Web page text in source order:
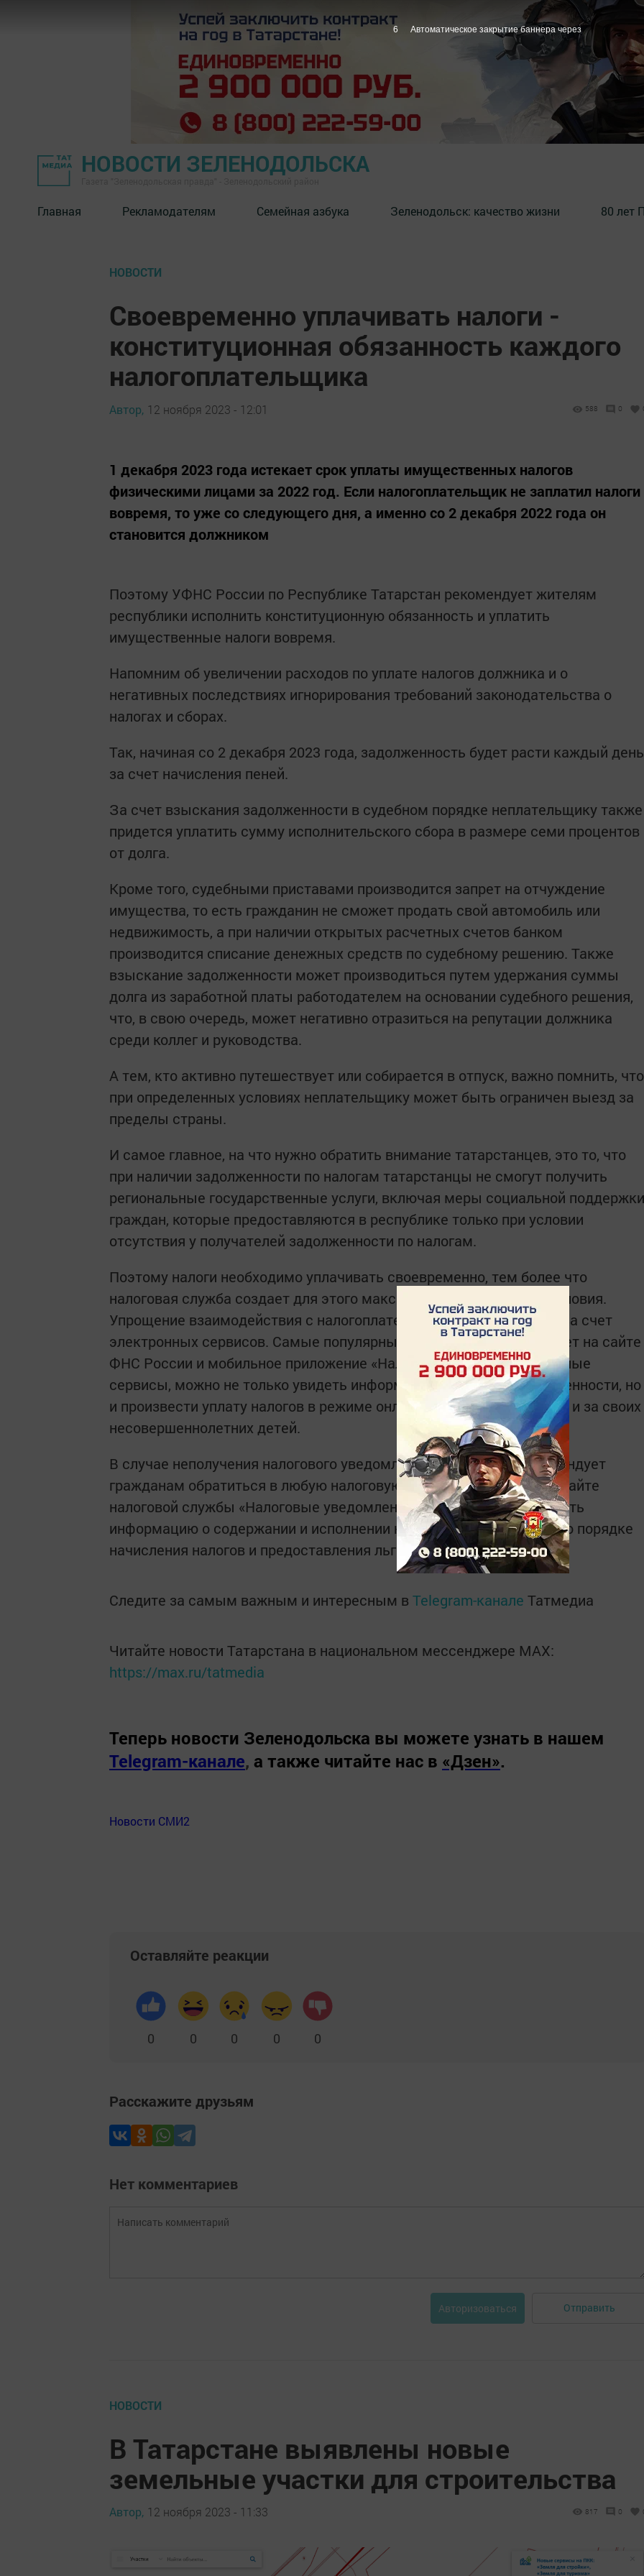
НОВОСТИ ЗЕЛЕНОДОЛЬСКА
Главная Рекламодателям Семейная азбука ⁠Зеленодольск: качество жизни 80 лет
НОВОСТИ
Своевременно уплачивать налоги -
конституционная обязанность каждого
налогоплательщика
Автор, 12 ноября 2023 - 12:01 588 0
1 декабря 2023 года истекает срок уплаты имущественных налогов
физическими лицами за 2022 год. Если налогоплательщик не заплатил налоги
вовремя, то уже со следующего дня, а именно со 2 декабря 2022 года он
становится должником
Поэтому УФНС России по Республике Татарстан рекомендует жителям
республики исполнить конституционную обязанность и уплатить
имущественные налоги вовремя.
Напомним об увеличении расходов по уплате налогов должника и о
негативных последствиях игнорирования требований законодательства о
налогах и сборах.
Так, начиная со 2 декабря 2023 года, задолженность будет расти каждый день
за счет начисления пеней.
За счет взыскания задолженности в судебном порядке неплательщику также
придется уплатить сумму исполнительского сбора в размере семи процентов
от долга.
Кроме того, судебными приставами производится запрет на отчуждение
имущества, то есть гражданин не сможет продать свой автомобиль или
недвижимость, а при наличии открытых расчетных счетов банком
производится списание денежных средств по судебному решению. Также
взыскание задолженности может производиться путем удержания суммы
долга из заработной платы работодателем на основании судебного решения,
что, в свою очередь, может негативно отразиться на репутации должника
среди коллег и руководства.
А тем, кто активно путешествует или собирается в отпуск, важно помнить, что
при определенных условиях неплательщику может быть ограничен выезд за
пределы страны.
И самое главное, на что нужно обратить внимание татарстанцев, это то, что
при наличии задолженности по налогам татарстанцы не смогут получить
региональные государственные услуги, включая меры социальной поддержки
граждан, которые предоставляются в республике только при условии
отсутствия у получателей задолженности по налогам.
Поэтому налоги необходимо уплачивать своевременно, тем более что
налоговая служба создает для этого максимально комфортные условия.
Упрощение взаимодействия с налогоплательщиками достигается за счет
электронных сервисов. Самые популярные из них – Личный кабинет на сайте
ФНС России и мобильное приложение «Налоги ФЛ». Используя данные
сервисы, можно не только увидеть информацию о наличии задолженности, но
и произвести уплату налогов в режиме онлайн не только за себя, но и за своих
несовершеннолетних детей.
В случае неполучения налогового уведомления Управление рекомендует
гражданам обратиться в любую налоговую инспекцию. Сервис на сайте
налоговой службы «Налоговые уведомления 2023» поможет получить
информацию о содержании и исполнении налоговых уведомлений, о порядке
начисления налогов и предоставления льгот.
Следите за самым важным и интересным в Telegram-канале Татмедиа
Читайте новости Татарстана в национальном мессенджере MАХ:
https://max.ru/tatmedia
Теперь новости Зеленодольска вы можете узнать в нашем
Telegram-канале, а также читайте нас в «Дзен».
Новости СМИ2
Оставляйте реакции
0 0 0 0 0
Расскажите друзьям
Нет комментариев
Авторизоваться Отправить
НОВОСТИ
В Татарстане выявлены новые
земельные участки для строительства
Автор, 12 ноября 2023 - 11:33 817 0
5 Автоматическое закрытие баннера через